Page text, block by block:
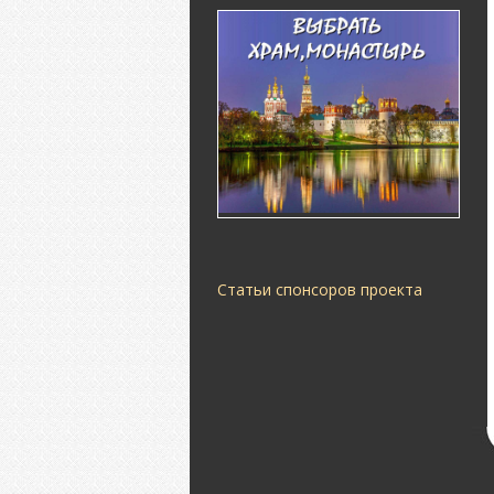
Статьи спонсоров проекта